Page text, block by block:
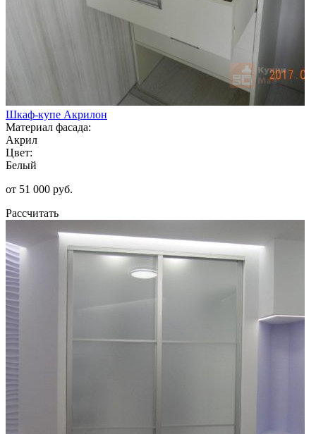
Шкаф-купе Акрилон
Материал фасада:
Акрил
Цвет:
Белый
от 51 000 руб.
Рассчитать